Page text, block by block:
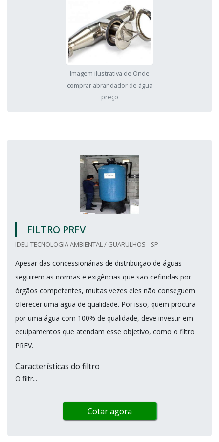
Imagem ilustrativa de Onde
comprar abrandador de água
preço
FILTRO PRFV
IDEU TECNOLOGIA AMBIENTAL / GUARULHOS - SP
Apesar das concessionárias de distribuição de águas
seguirem as normas e exigências que são definidas por
órgãos competentes, muitas vezes eles não conseguem
oferecer uma água de qualidade. Por isso, quem procura
por uma água com 100% de qualidade, deve investir em
equipamentos que atendam esse objetivo, como o filtro
PRFV.
Características do filtro
O filtr...
Cotar agora